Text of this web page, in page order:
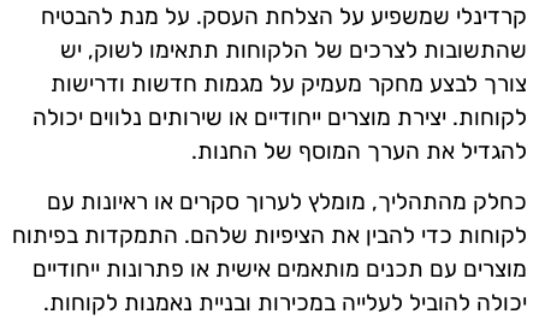
קרדינלי שמשפיע על הצלחת העסק. על מנת להבטיח
שהתשובות לצרכים של הלקוחות תתאימו לשוק, יש
צורך לבצע מחקר מעמיק על מגמות חדשות ודרישות
לקוחות. יצירת מוצרים ייחודיים או שירותים נלווים יכולה
להגדיל את הערך המוסף של החנות.
כחלק מהתהליך, מומלץ לערוך סקרים או ראיונות עם
לקוחות כדי להבין את הציפיות שלהם. התמקדות בפיתוח
מוצרים עם תכנים מותאמים אישית או פתרונות ייחודיים
יכולה להוביל לעלייה במכירות ובניית נאמנות לקוחות.